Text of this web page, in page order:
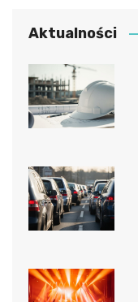
Aktualności